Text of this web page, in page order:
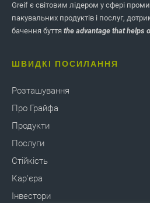
Greif є світовим лідером у сфері
пакувальних продуктів і послуг,
бачення буття the advantage that helps
ШВИДКІ ПОСИЛАННЯ
Розташування
Про Грайфа
Продукти
Послуги
Стійкість
Кар'єра
Інвестори